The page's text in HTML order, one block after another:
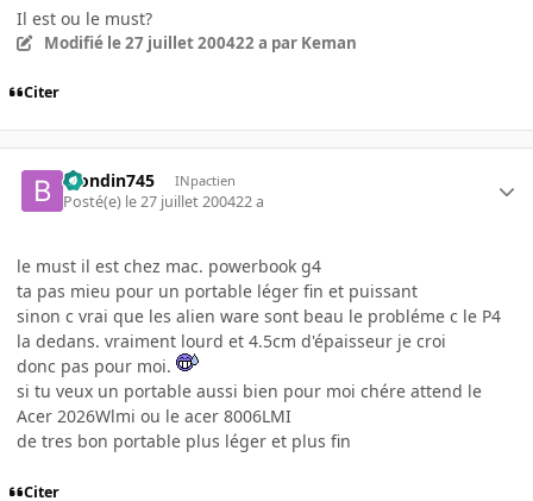
Il est ou le must?
Modifié le 27 juillet 200422 a par Keman
Citer
blondin745 INpactien
Posté(e) le 27 juillet 200422 a
le must il est chez mac. powerbook g4
ta pas mieu pour un portable léger fin et puissant
sinon c vrai que les alien ware sont beau le probléme c le P4
la dedans. vraiment lourd et 4.5cm d'épaisseur je croi
donc pas pour moi.
si tu veux un portable aussi bien pour moi chére attend le
Acer 2026Wlmi ou le acer 8006LMI
de tres bon portable plus léger et plus fin
Citer